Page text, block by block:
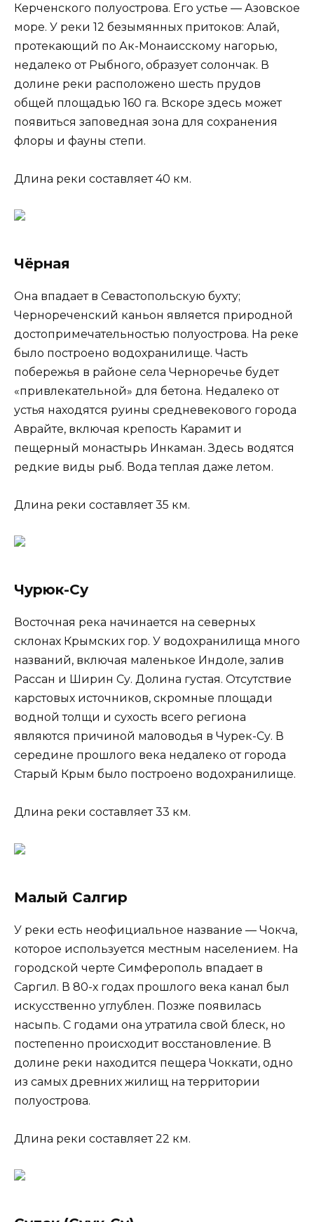
Керченского полуострова. Его устье — Азовское
море. У реки 12 безымянных притоков: Алай,
протекающий по Ак-Монаисскому нагорью,
недалеко от Рыбного, образует солончак. В
долине реки расположено шесть прудов
общей площадью 160 га. Вскоре здесь может
появиться заповедная зона для сохранения
флоры и фауны степи.
Длина реки составляет 40 км.
Чёрная
Она впадает в Севастопольскую бухту;
Чернореченский каньон является природной
достопримечательностью полуострова. На реке
было построено водохранилище. Часть
побережья в районе села Черноречье будет
«привлекательной» для бетона. Недалеко от
устья находятся руины средневекового города
Аврайте, включая крепость Карамит и
пещерный монастырь Инкаман. Здесь водятся
редкие виды рыб. Вода теплая даже летом.
Длина реки составляет 35 км.
Чурюк-Су
Восточная река начинается на северных
склонах Крымских гор. У водохранилища много
названий, включая маленькое Индоле, залив
Рассан и Ширин Су. Долина густая. Отсутствие
карстовых источников, скромные площади
водной толщи и сухость всего региона
являются причиной маловодья в Чурек-Су. В
середине прошлого века недалеко от города
Старый Крым было построено водохранилище.
Длина реки составляет 33 км.
Малый Салгир
У реки есть неофициальное название — Чокча,
которое используется местным населением. На
городской черте Симферополь впадает в
Саргил. В 80-х годах прошлого века канал был
искусственно углублен. Позже появилась
насыпь. С годами она утратила свой блеск, но
постепенно происходит восстановление. В
долине реки находится пещера Чоккати, одно
из самых древних жилищ на территории
полуострова.
Длина реки составляет 22 км.